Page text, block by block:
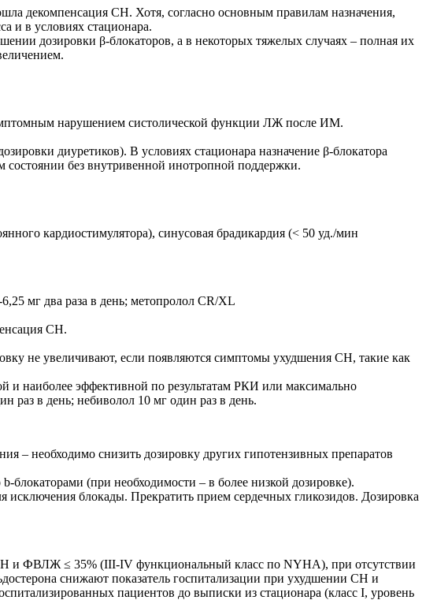
декомпенсация СН. Хотя, согласно основным правилам назначения,
и в условиях стационара.
дозировки β-блокаторов, а в некоторых тяжелых случаях – полная их
нарушением систолической функции ЛЖ после ИМ.
диуретиков). В условиях стационара назначение β-блокатора
состоянии без внутривенной инотропной поддержки.
кардиостимулятора), синусовая брадикардия (< 50 уд./мин
мг два раза в день; метопролол CR/XL
СН.
не увеличивают, если появляются симптомы ухудшения СН, такие как
и наиболее эффективной по результатам РКИ или максимально
раз в день; небиволол 10 мг один раз в день.
– необходимо снизить дозировку других гипотензивных препаратов
(при необходимости – в более низкой дозировке).
блокады. Прекратить прием сердечных гликозидов. Дозировка
и ФВЛЖ ≤ 35% (III-IV функциональный класс по NYHA), при отсутствии
снижают показатель госпитализации при ухудшении СН и
пациентов до выписки из стационара (класс I, уровень